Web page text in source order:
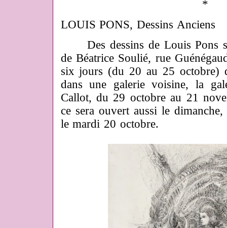
*
LOUIS PONS, Dessins Anciens
Des dessins de Louis Pons
de Béatrice Soulié, rue
six jours (du 20 au 25 octobre)
dans une galerie voisine, la
Callot, du 29 octobre au 21
ce sera ouvert aussi le
le mardi 20 octobre.